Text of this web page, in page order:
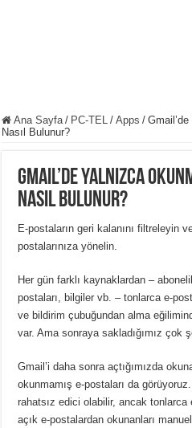
Ana Sayfa / PC-TEL / Apps /
Nasıl Bulunur?
Gmail’de Yalnızca
Nasıl Bulunur?
E-postaların geri kalanını filtreleyin
postalarınıza yönelin.
Her gün farklı kaynaklardan –
postaları, bilgiler vb. – tonlarca e-
ve bildirim çubuğundan alma
var.Ama sonraya sakladığımız çok
Gmail’i daha sonra açtığımızda
okunmamış e-postaları da görüyoruz.
rahatsız edici olabilir, ancak tonlarca
açık e-postalardan okunanları